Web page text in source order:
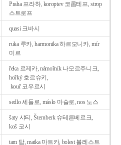
Praha 프라하, koroptev 코롭테프, strop
스트로프
quasi 크바시
ruka 루카, harmonika 하르모니카, mír
미르
řeka 르제카, námořník 나모르주니크,
hořký 호르슈키,
kouř 코우르시
sedlo 세들로, máslo 마슬로, nos 노스
šaty 샤티, Šternberk 슈테른베르크,
koš 코시
tam 탐, matka 마트카, bolest 볼레스트